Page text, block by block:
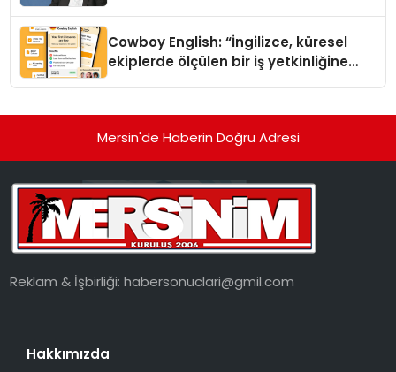
Cowboy English: “İngilizce, küresel
ekiplerde ölçülen bir iş yetkinliğine
Mersin'de Haberin Doğru Adresi
Reklam & İşbirliği:habersonuclari@gmil.com
Hakkımızda